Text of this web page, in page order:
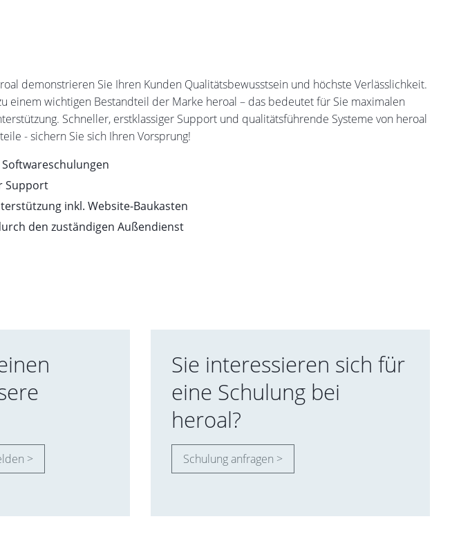
demonstrieren Sie Ihren Kunden Qualitätsbewusstsein und höchste Verlässlichkeit.
einem wichtigen Bestandteil der Marke heroal – das bedeutet für Sie maximalen
Schneller, erstklassiger Support und qualitätsführende Systeme von heroal
- sichern Sie sich Ihren Vorsprung!
Support
inkl. Website-Baukasten
den zuständigen Außendienst
>
Sie interessieren sich für
eine Schulung bei
heroal?
Schulung anfragen >